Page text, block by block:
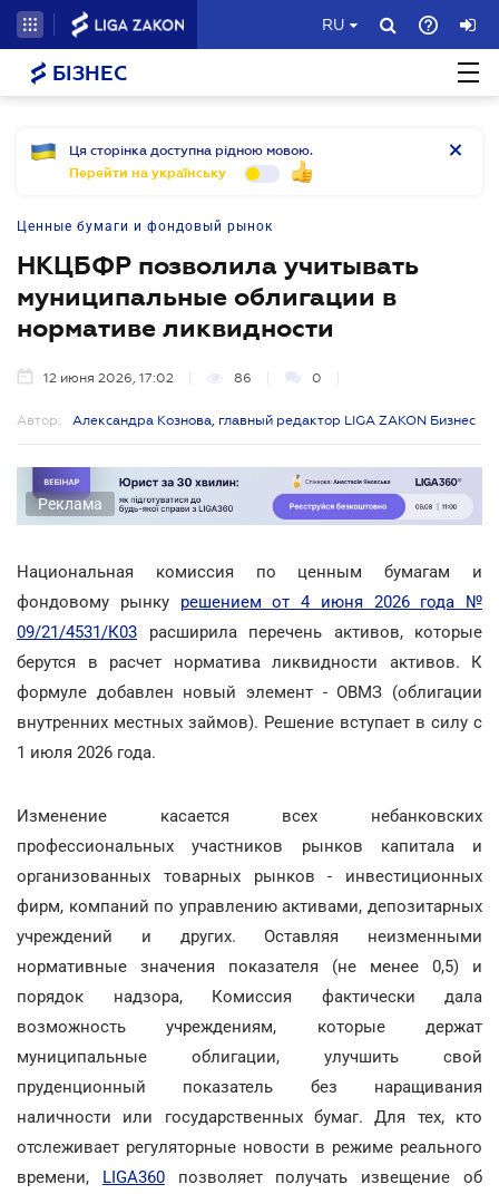
RU
БІЗНЕС
Ця сторінка доступна рідною мовою.
Перейти на українську
Ценные бумаги и фондовый рынок
НКЦБФР позволила учитывать
муниципальные облигации в
нормативе ликвидности
12 июня 2026, 17:02 86 0
Автор: Александра Кознова, главный редактор LIGA ZAKON Бизнес
Реклама
Национальная комиссия по ценным бумагам и
фондовому рынку решением от 4 июня 2026 года №
09/21/4531/К03 расширила перечень активов, которые
берутся в расчет норматива ликвидности активов. К
формуле добавлен новый элемент - ОВМЗ (облигации
внутренних местных займов). Решение вступает в силу с
1 июля 2026 года.
Изменение касается всех небанковских
профессиональных участников рынков капитала и
организованных товарных рынков - инвестиционных
фирм, компаний по управлению активами, депозитарных
учреждений и других. Оставляя неизменными
нормативные значения показателя (не менее 0,5) и
порядок надзора, Комиссия фактически дала
возможность учреждениям, которые держат
муниципальные облигации, улучшить свой
пруденционный показатель без наращивания
наличности или государственных бумаг. Для тех, кто
отслеживает регуляторные новости в режиме реального
времени, LIGA360позволяет получать извещение об